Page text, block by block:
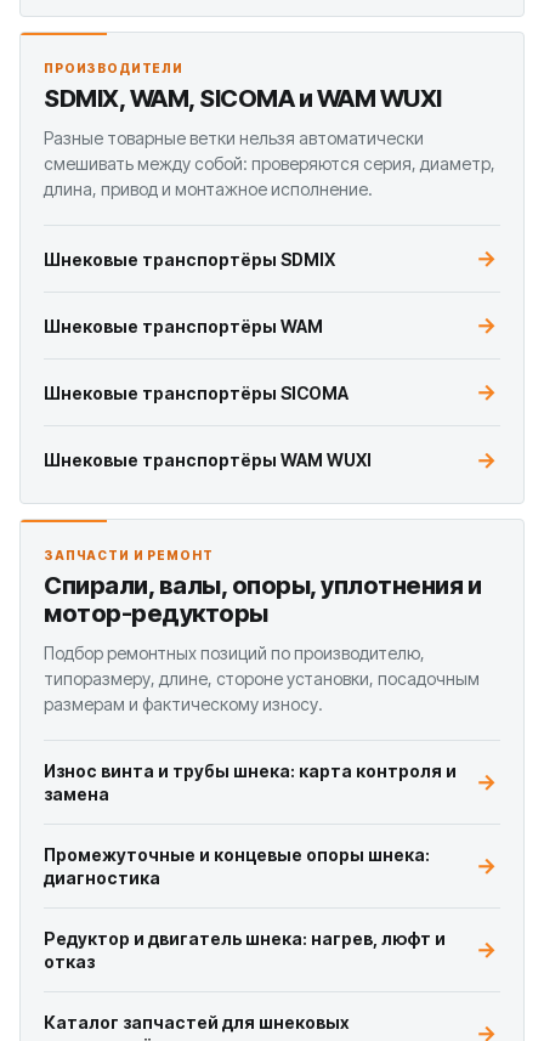
ПРОИЗВОДИТЕЛИ
SDMIX, WAM, SICOMA и WAM WUXI
Разные товарные ветки нельзя автоматически
смешивать между собой: проверяются серия, диаметр,
длина, привод и монтажное исполнение.
Шнековые транспортёры SDMIX
Шнековые транспортёры WAM
Шнековые транспортёры SICOMA
Шнековые транспортёры WAM WUXI
ЗАПЧАСТИ И РЕМОНТ
Спирали, валы, опоры, уплотнения и
мотор-редукторы
Подбор ремонтных позиций по производителю,
типоразмеру, длине, стороне установки, посадочным
размерам и фактическому износу.
Износ винта и трубы шнека: карта контроля и
замена
Промежуточные и концевые опоры шнека:
диагностика
Редуктор и двигатель шнека: нагрев, люфт и
отказ
Каталог запчастей для шнековых